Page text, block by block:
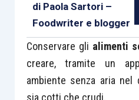
di Paola Sartori –
Foodwriter e blogger
Conservare gli alimenti
creare, tramite un
ambiente senza aria
sia cotti che crudi.